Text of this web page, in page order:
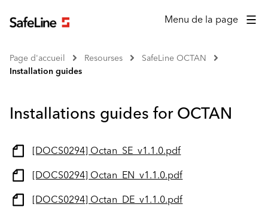
Menu de la page
Page d'accueil Resourses
SafeLine OCTAN
Installation guides
Installations guides for OCTAN
[DOCS0294] Octan_SE_v1.1.0.pdf
[DOCS0294] Octan_EN_v1.1.0.pdf
[DOCS0294] Octan_DE_v1.1.0.pdf